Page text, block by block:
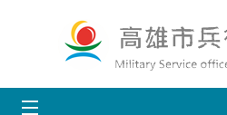
跳到主要內容區塊